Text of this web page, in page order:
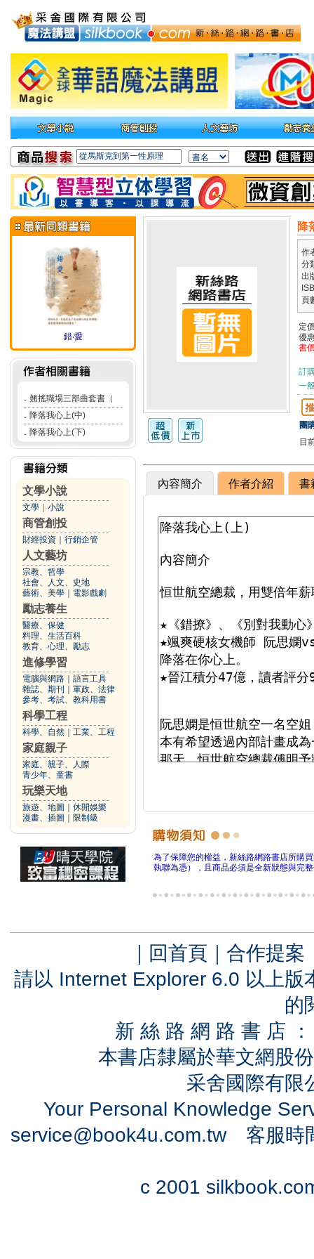
錯‧愛
． 翹搖職場三部曲套書（
． 降落我心上(中)
． 降落我心上(下)
文學小說
文學 小說
商管創投
財經投資 行銷企管
人文藝坊
宗教、哲學
社會、人文、史地
藝術、美學
電影戲劇
勵志養生
醫療、保健
料理、生活百科
教育、心理、勵志
進修學習
電腦與網路
語言工具
雜誌、期刊
軍政、法律
參考、考試、教科用書
科學工程
科學、自然 工業、工程
家庭親子
家庭、親子、人際
青少年、童書
玩樂天地
旅遊、地圖
休閒娛樂
漫畫、插圖
限制級
降
作
分
出
頁
定
優
書
訂
一
團
目
內容簡介 作者介紹 書
為了保障您的權益，新絲路網路書店所購
執聯為憑），且商品必須是全新狀態與完
｜ 回首頁 ｜ 合作提案
請以 Internet Explorer 6.0 以上
的
新 絲 路 網 路 書 店
本書店隸屬於華文網股
采舍國際有
Your Personal Knowledge
service@book4u.com.tw客服時
c 2001